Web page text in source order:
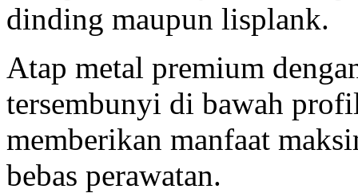
dinding maupun lisplank.
Atap metal premium
tersembunyi di bawah
memberikan manfaat
bebas perawatan.